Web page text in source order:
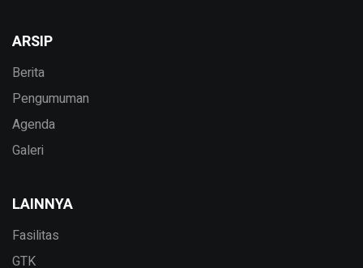
ARSIP
Berita
Pengumuman
Agenda
Galeri
LAINNYA
Fasilitas
GTK